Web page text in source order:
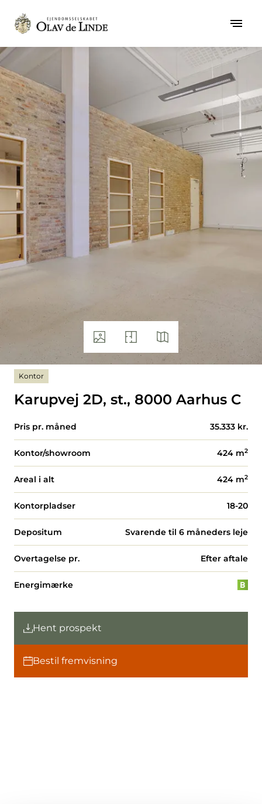
Kontor
Karupvej 2D, st., 8000 Aarhus C
Pris pr. måned 35.333 kr.
Kontor/showroom 424 m2
Areal i alt 424 m2
Kontorpladser 18-20
Depositum Svarende til 6 måneders leje
Overtagelse pr. Efter aftale
Energimærke
Hent prospekt
Bestil fremvisning